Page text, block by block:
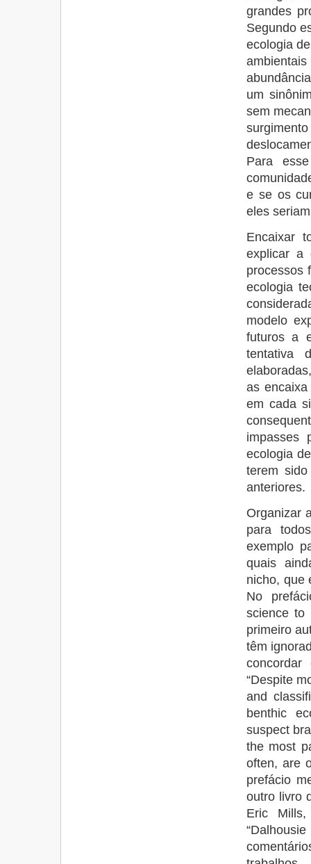
grandes
Segundo
ecologia
um
sem
Para
e se os
eles
Encaixar
explicar a
processos
ecologia
modelo
futuros a
tentativa
as
em cada
impasses
ecologia
terem
anteriores.
Organizar
para
exemplo
quais
nicho, que
No
science to
primeiro
têm
“Despite
and
benthic
suspect
the most
often, are
prefácio
outro livro
Eric